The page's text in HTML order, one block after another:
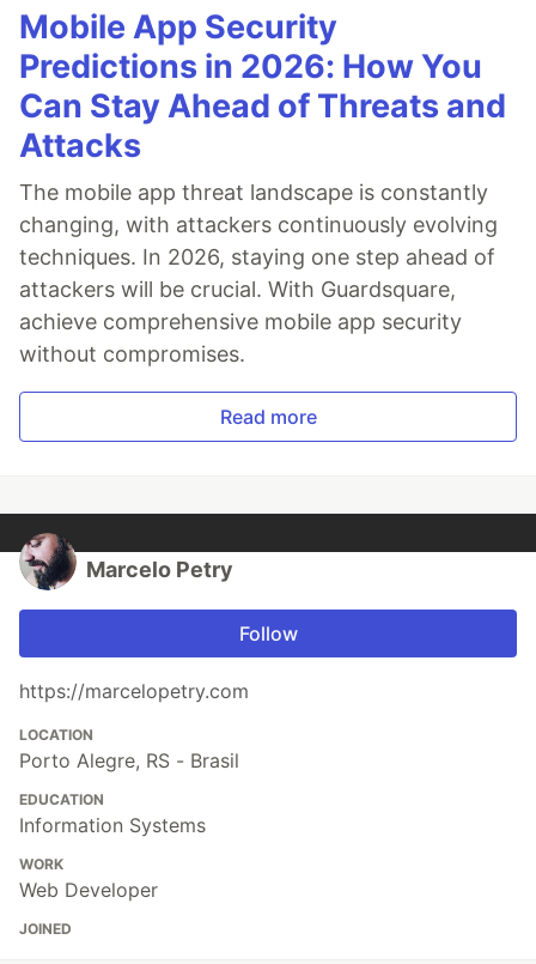
Mobile App Security
Predictions in 2026: How You
Can Stay Ahead of Threats and
Attacks
The mobile app threat landscape is constantly
changing, with attackers continuously evolving
techniques. In 2026, staying one step ahead of
attackers will be crucial. With Guardsquare,
achieve comprehensive mobile app security
without compromises.
Read more
Marcelo Petry
Follow
https://marcelopetry.com
LOCATION
Porto Alegre, RS - Brasil
EDUCATION
Information Systems
WORK
Web Developer
JOINED